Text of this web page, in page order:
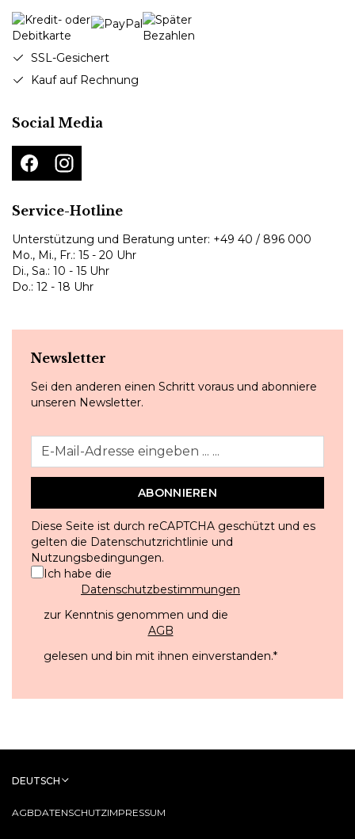
SSL-Gesichert
Kauf auf Rechnung
Social Media
Service-Hotline
Unterstützung und Beratung unter: +49 40 / 896 000
Mo., Mi., Fr.: 15 - 20 Uhr
Di., Sa.: 10 - 15 Uhr
Do.: 12 - 18 Uhr
Newsletter
Sei den anderen einen Schritt voraus und abonniere
unseren Newsletter.
ABONNIEREN
Diese Seite ist durch reCAPTCHA geschützt und es
gelten die Datenschutzrichtlinie und
Nutzungsbedingungen.
Ich habe die
Datenschutzbestimmungen
zur Kenntnis genommen und die
AGB
gelesen und bin mit ihnen einverstanden.*
AGBDATENSCHUTZIMPRESSUM
DEUTSCH